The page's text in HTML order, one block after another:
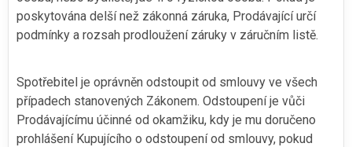
poskytována delší než zákonná záruka, Prodávající určí
podmínky a rozsah prodloužení záruky v záručním listě.
Spotřebitel je oprávněn odstoupit od smlouvy ve všech
případech stanovených Zákonem. Odstoupení je vůči
Prodávajícímu účinné od okamžiku, kdy je mu doručeno
prohlášení Kupujícího o odstoupení od smlouvy, pokud